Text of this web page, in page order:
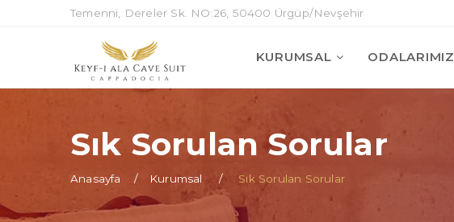
Temenni, Dereler Sk. NO:26, 50400 Ürgüp/Nevşehir
KURUMSAL ODALARIMIZ
Sık Sorulan Sorular
Anasayfa Kurumsal Sık Sorulan Sorular